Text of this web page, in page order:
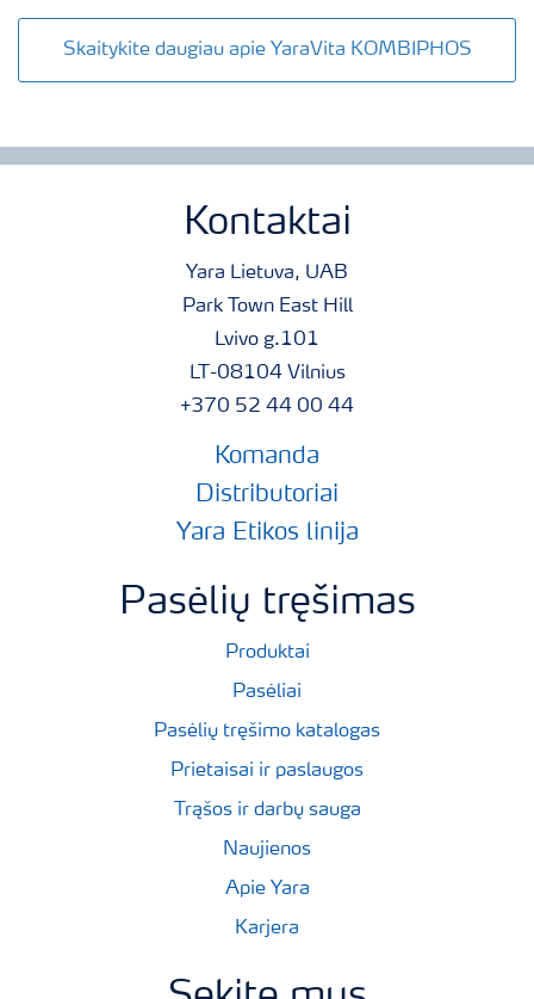
Skaitykite daugiau apie YaraVita KOMBIPHOS
Kontaktai
Yara Lietuva, UAB
Park Town East Hill
Lvivo g.101
LT-08104 Vilnius
+370 52 44 00 44
Komanda
Distributoriai
Yara Etikos linija
Pasėlių tręšimas
Produktai
Pasėliai
Pasėlių tręšimo katalogas
Prietaisai ir paslaugos
Trąšos ir darbų sauga
Naujienos
Apie Yara
Karjera